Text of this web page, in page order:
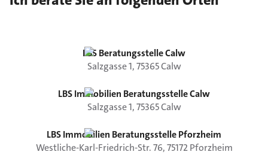
LBS Beratungsstelle Calw
Salzgasse1,75365Calw
LBS Immobilien Beratungsstelle Calw
Salzgasse1,75365Calw
LBS Immobilien Beratungsstelle Pforzheim
Westliche-Karl-Friedrich-Str.76,75172 Pforzheim